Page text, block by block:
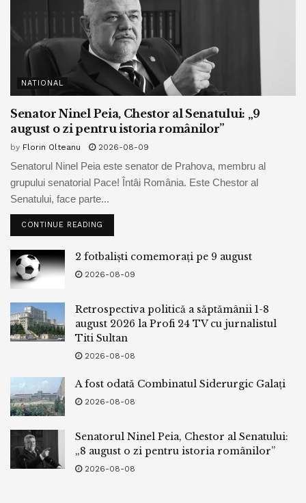
NATIONAL
Senator Ninel Peia, Chestor al Senatului: „9
august o zi pentru istoria românilor”
by Florin Olteanu 2026-08-09
Senatorul Ninel Peia este senator de Prahova, membru al
grupului senatorial Pace! Întâi România. Este Chestor al
Senatului, face parte...
CONTINUE READING
2 fotbaliști comemorați pe 9 august
2026-08-09
Retrospectiva politică a săptămânii 1-8
august 2026 la Profi 24 TV cu jurnalistul
Titi Sultan
2026-08-08
A fost odată Combinatul Siderurgic Galați
2026-08-08
Senatorul Ninel Peia, Chestor al Senatului:
„8 august o zi pentru istoria românilor”
2026-08-08